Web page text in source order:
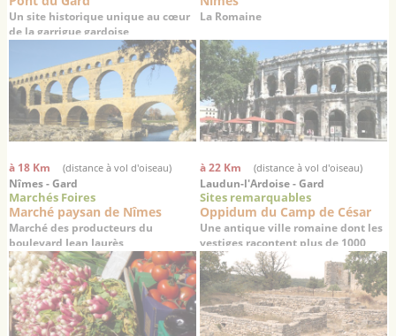
Un site historique unique au cœur
de la garrigue gardoise
La Romaine
à 18 Km (distance à vol d'oiseau)
Nîmes - Gard
Marchés Foires
Marché paysan de Nîmes
Marché des producteurs du
boulevard Jean Jaurès
à 22 Km (distance à vol d'oiseau)
Laudun-l'Ardoise - Gard
Sites remarquables
Oppidum du Camp de César
Une antique ville romaine dont les
vestiges racontent plus de 1000
ans d’histoire